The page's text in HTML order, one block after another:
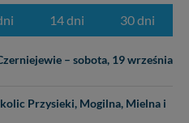
14 dni 30 dni
– sobota, 19 września
Przysieki, Mogilna, Mielna i